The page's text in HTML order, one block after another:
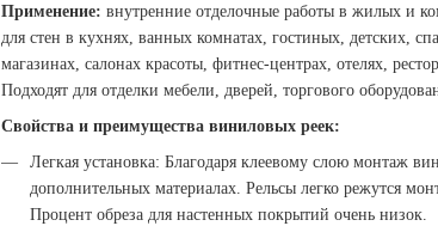
Применение: внутренние отделочные работы в жилых и
для стен в кухнях, ванных комнатах, гостиных, детских,
магазинах, салонах красоты, фитнес-центрах, отелях,
Подходят для отделки мебели, дверей, торгового
Свойства и преимущества виниловых реек:
Легкая установка: Благодаря клеевому слою монтаж
дополнительных материалах. Рельсы легко режутся
Процент обреза для настенных покрытий очень низок.